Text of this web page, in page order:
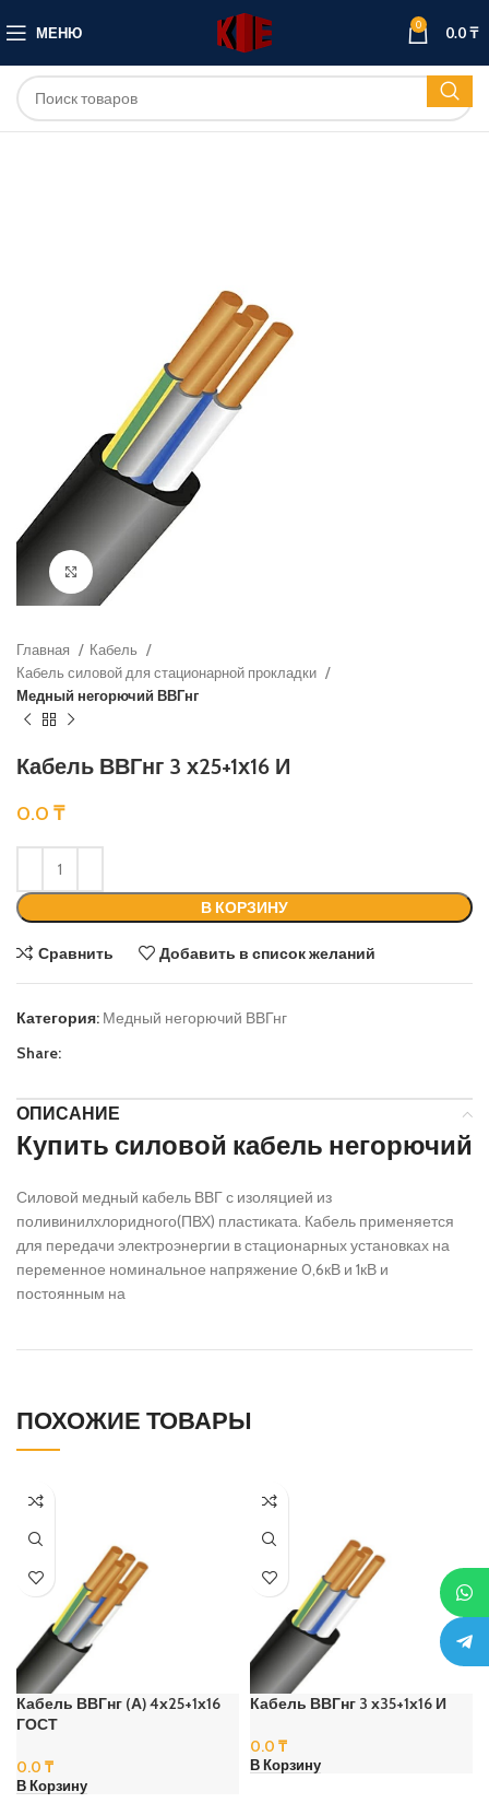
МЕНЮ 0 0.0₸
Нажмите, чтобы увеличить
Главная
Кабель
Кабель силовой для стационарной прокладки
Медный негорючий ВВГнг
Кабель ВВГнг 3 х25+1х16 И
0.0 ₸
В КОРЗИНУ
Сравнить Добавить в список желаний
Категория: Медный негорючий ВВГнг
Share:
ОПИСАНИЕ
Купить силовой кабель негорючий
Силовой медный кабель ВВГ с изоляцией из
поливинилхлоридного(ПВХ) пластиката. Кабель применяется
для передачи электроэнергии в стационарных установках на
переменное номинальное напряжение 0,6кВ и 1кВ и
постоянным на
ПОХОЖИЕ ТОВАРЫ
Кабель ВВГнг (А) 4х25+1х16
ГОСТ
0.0 ₸
В Корзину
Кабель ВВГнг 3 х35+1х16 И
0.0 ₸
В Корзину